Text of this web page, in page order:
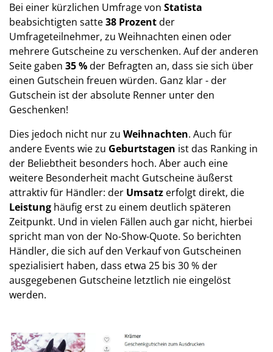
Bei einer kürzlichen Umfrage von Statista
beabsichtigten satte38 Prozentder
Umfrageteilnehmer, zu Weihnachten einen oder
mehrere Gutscheine zu verschenken. Auf der anderen
Seite gaben 35 %der Befragten an, dass sie sich über
einen Gutschein freuen würden. Ganz klar - der
Gutschein ist der absolute Renner unter den
Geschenken!
Dies jedoch nicht nur zu Weihnachten. Auch für
andere Events wie zu Geburtstagen ist das Ranking in
der Beliebtheit besonders hoch. Aber auch eine
weitere Besonderheit macht Gutscheine äußerst
attraktiv für Händler: der Umsatz erfolgt direkt, die
Leistung häufig erst zu einem deutlich späteren
Zeitpunkt. Und in vielen Fällen auch gar nicht, hierbei
spricht man von der No-Show-Quote. So berichten
Händler, die sich auf den Verkauf von Gutscheinen
spezialisiert haben, dass etwa 25 bis 30 % der
ausgegebenen Gutscheine letztlich nie eingelöst
werden.